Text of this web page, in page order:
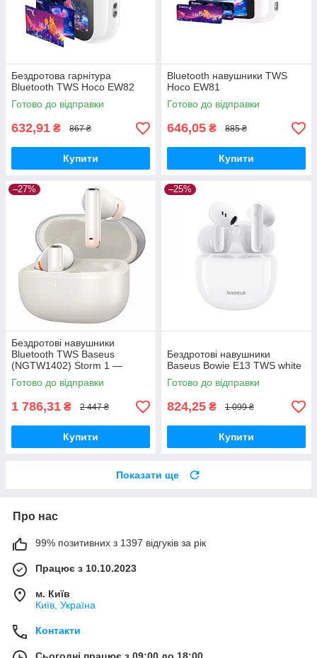
Бездротова гарнітура
Bluetooth TWS Hoco EW82
Готово до відправки
632,91 ₴ 867 ₴
Купити
Bluetooth навушники TWS
Hoco EW81
Готово до відправки
646,05 ₴ 885 ₴
Купити
–27%
Бездротові навушники
Bluetooth TWS Baseus
(NGTW1402) Storm 1 —
NGTW140202 Білі
Готово до відправки
1 786,31 ₴ 2 447 ₴
Купити
–25%
Бездротові навушники
Baseus Bowie E13 TWS white
Готово до відправки
824,25 ₴ 1 099 ₴
Купити
Показати ще
Про нас
99% позитивних з 1397 відгуків за рік
Працює з 10.10.2023
м. Київ
Київ, Україна
Контакти